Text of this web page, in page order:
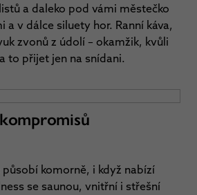
a daleko pod vámi městečko
a v dálce siluety hor. Ranní káva,
zvonů z údolí – okamžik, kvůli
to přijet jen na snídani.
působí komorně, i když nabízí
se saunou, vnitřní i střešní